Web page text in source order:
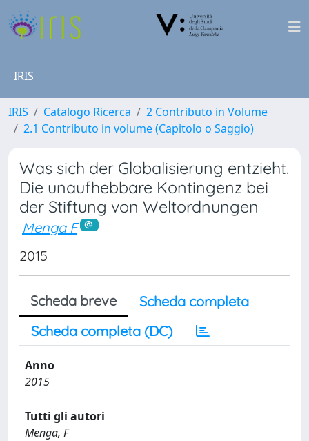
IRIS
IRIS Catalogo Ricerca
2 Contributo in Volume
2.1 Contributo in volume (Capitolo o Saggio)
Was sich der Globalisierung entzieht.
Die unaufhebbare Kontingenz bei
der Stiftung von Weltordnungen
Menga F
2015
Scheda breve
Scheda completa
Scheda completa (DC)
Anno
2015
Tutti gli autori
Menga, F